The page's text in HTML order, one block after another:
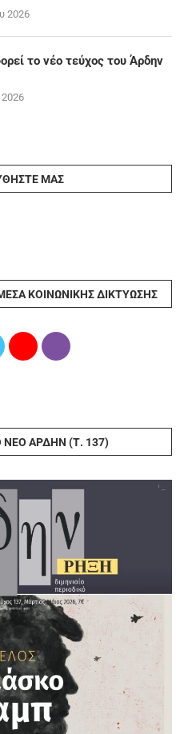
2026
το νέο τεύχος του Άρδην
2026
ΜΑΣ
ΚΟΙΝΩΝΙΚΉΣ ΔΙΚΤΎΩΣΗΣ
ΆΡΔΗΝ (Τ. 137)